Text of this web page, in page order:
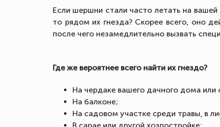
Если шершни стали часто летать на
то рядом их гнезда? Скорее всего, оно
после чего незамедлительно вызвать
Где же вероятнее всего найти их гнездо?
На чердаке вашего дачного дома
На балконе;
На садовом участке среди травы, в